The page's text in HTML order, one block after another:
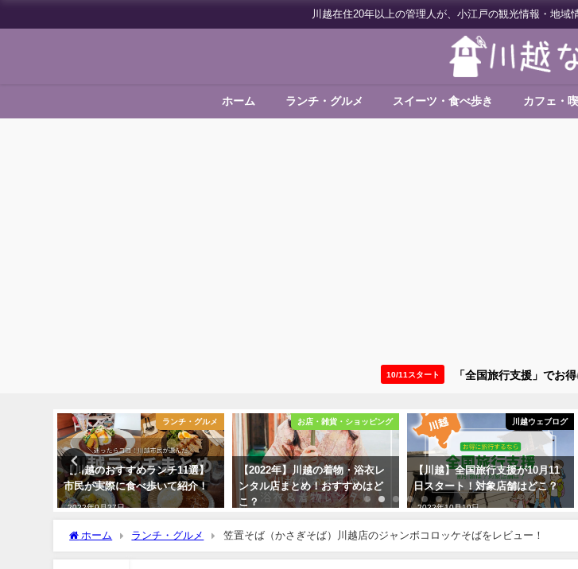
川越在住20年以上の管理人が、小江戸の観光情報・地域
ホーム ランチ・グルメ スイーツ・食べ歩き カフェ・
10/11スタート 「全国旅行支援」でお
ランチ・グルメ
【川越のおすすめランチ11選】
市民が実際に食べ歩いて紹介！
2022年9月27日
お店・雑貨・ショッピング
【2022年】川越の着物・浴衣レ
ンタル店まとめ！おすすめはど
こ？
川越ウェブログ
【川越】全国旅行支援が10月11
日スタート！対象店舗はどこ？
2022年10月19日
ホーム ランチ・グルメ 笠置そば（かさぎそば）川越店のジャンボコロッケそばをレビュー！